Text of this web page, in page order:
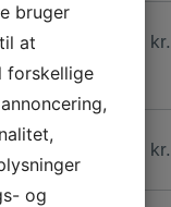
30 min. 270,00 kr.
240,00 kr.
bruger
at
forskellige
og